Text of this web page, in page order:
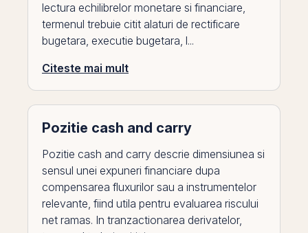
lectura echilibrelor monetare si financiare,
termenul trebuie citit alaturi de rectificare
bugetara, executie bugetara, l...
Citeste mai mult
Pozitie cash and carry
Pozitie cash and carry descrie dimensiunea si
sensul unei expuneri financiare dupa
compensarea fluxurilor sau a instrumentelor
relevante, fiind utila pentru evaluarea riscului
net ramas. In tranzactionarea derivatelor,